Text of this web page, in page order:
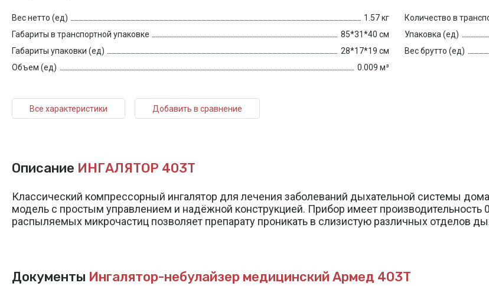
Вес нетто (ед)
1.57 кг
Габариты в транспортной упаковке
85*31*40 см
Габариты упаковки (ед)
28*17*19 см
Объем (ед)
0.009 м³
Количество в
Упаковка (ед)
Вес брутто (ед)
Все характеристики Добавить в сравнение
Описание ИНГАЛЯТОР 403T
Классический компрессорный ингалятор для лечения заболеваний дыхательной системы
модель с простым управлением и надёжной конструкцией. Прибор имеет
распыляемых микрочастиц позволяет препарату проникать в слизистую различных отделов
Документы Ингалятор-небулайзер медицинский Армед 403Т